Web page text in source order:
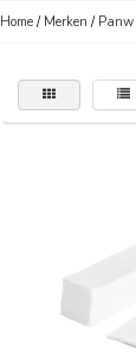
Home/ Merken / Panw